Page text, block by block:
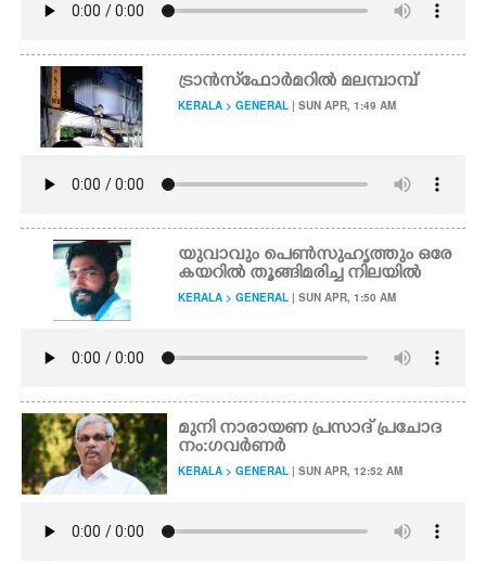
ട്രാൻസ്‌ഫോർമറിൽ മലമ്പാമ്പ്
KERALA > GENERAL | SUN APR, 1:49 AM
യുവാവും പെൺസുഹൃത്തും ഒരേ
കയറിൽ തൂങ്ങിമരിച്ച നിലയിൽ
KERALA > GENERAL | SUN APR, 1:50 AM
മുനി നാരായണ പ്രസാദ് പ്രചോദ
നം:ഗവർണർ
KERALA > GENERAL | SUN APR, 12:52 AM